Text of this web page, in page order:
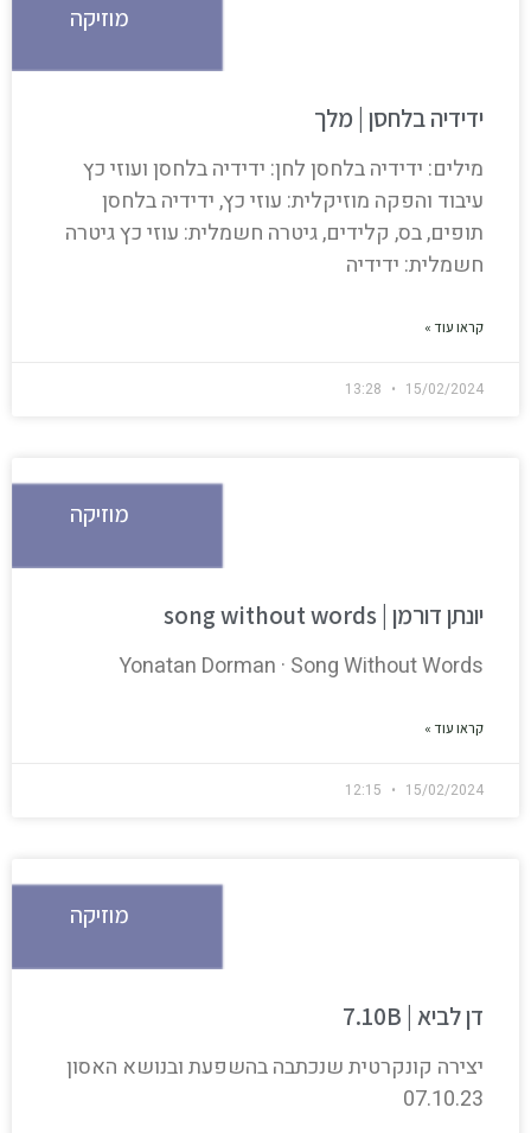
מוזיקה
ידידיה בלחסן | מלך
מילים: ידידיה בלחסן לחן: ידידיה בלחסן ועוזי כץ
עיבוד והפקה מוזיקלית: עוזי כץ, ידידיה בלחסן
תופים, בס, קלידים, גיטרה חשמלית: עוזי כץ גיטרה
חשמלית: ידידיה
קראו עוד »
15/02/2024
מוזיקה
יונתן דורמן | song without words
Yonatan Dorman · Song Without Words
קראו עוד »
15/02/2024
מוזיקה
דן לביא | 7.10B
יצירה קונקרטית שנכתבה בהשפעת ובנושא האסון
07.10.23